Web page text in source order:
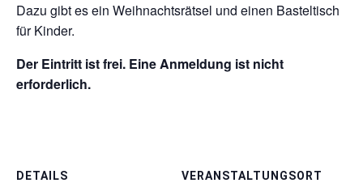
Dazu gibt es ein Weihnachtsrätsel und einen Basteltisch
für Kinder.
Der Eintritt ist frei. Eine Anmeldung ist nicht
erforderlich.
DETAILS VERANSTALTUNGSORT